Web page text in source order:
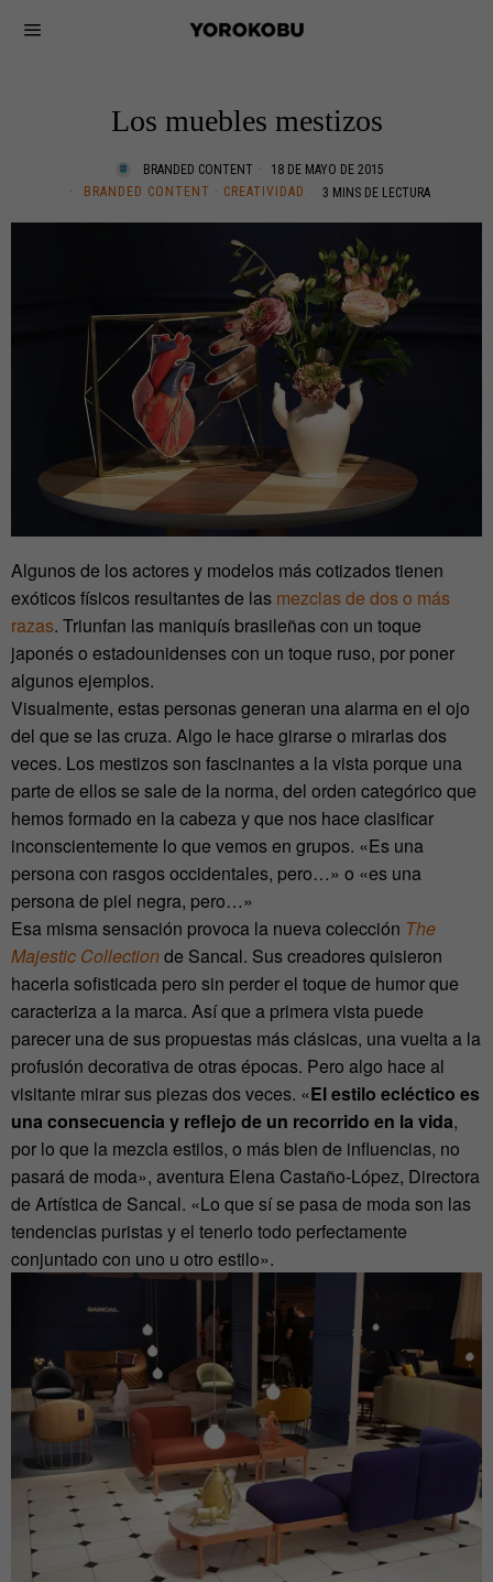
Los muebles mestizos
BRANDED CONTENT
18 DE MAYO DE 2015
BRANDED CONTENT · CREATIVIDAD 3 MINS DE LECTURA
Algunos de los actores y modelos más cotizados tienen
exóticos físicos resultantes de las mezclas de dos o más
razas. Triunfan las maniquís brasileñas con un toque
japonés o estadounidenses con un toque ruso, por poner
algunos ejemplos.
Visualmente, estas personas generan una alarma en el ojo
del que se las cruza. Algo le hace girarse o mirarlas dos
veces. Los mestizos son fascinantes a la vista porque una
parte de ellos se sale de la norma, del orden categórico que
hemos formado en la cabeza y que nos hace clasificar
inconscientemente lo que vemos en grupos. «Es una
persona con rasgos occidentales, pero…» o «es una
persona de piel negra, pero…»
Esa misma sensación provoca la nueva colección The
Majestic Collectionde Sancal. Sus creadores quisieron
hacerla sofisticada pero sin perder el toque de humor que
caracteriza a la marca. Así que a primera vista puede
parecer una de sus propuestas más clásicas, una vuelta a la
profusión decorativa de otras épocas. Pero algo hace al
visitante mirar sus piezas dos veces. «El estilo ecléctico es
una consecuencia y reflejo de un recorrido en la vida,
por lo que la mezcla estilos, o más bien de influencias, no
pasará de moda», aventura Elena Castaño-López, Directora
de Artística de Sancal. «Lo que sí se pasa de moda son las
tendencias puristas y el tenerlo todo perfectamente
conjuntado con uno u otro estilo».